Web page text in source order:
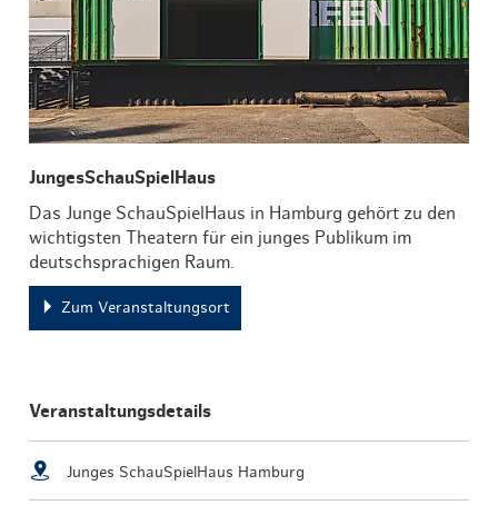
JungesSchauSpielHaus
Das Junge SchauSpielHaus in Hamburg gehört zu den
wichtigsten Theatern für ein junges Publikum im
deutschsprachigen Raum.
Zum Veranstaltungsort
Veranstaltungsdetails
Junges SchauSpielHaus Hamburg